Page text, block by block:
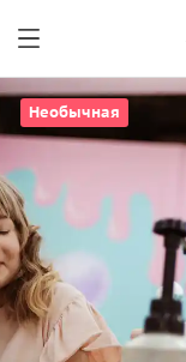
Необычная